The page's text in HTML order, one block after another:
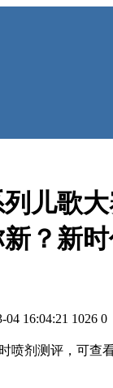
儿歌
？新
04 16:04:21 1026 0
喷剂测评，可查